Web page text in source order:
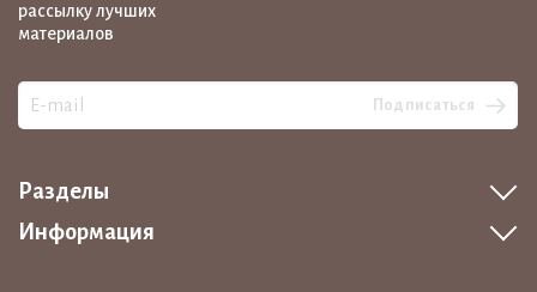
рассылку лучших
материалов
Подписаться
Разделы
Информация